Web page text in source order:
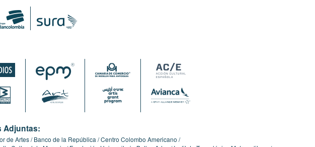
Adjuntas:
de Artes Banco de la República Centro Colombo Americano